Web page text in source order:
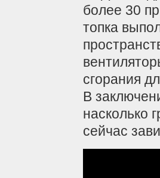
более 30
топка
сгорания
В
насколько
сейчас